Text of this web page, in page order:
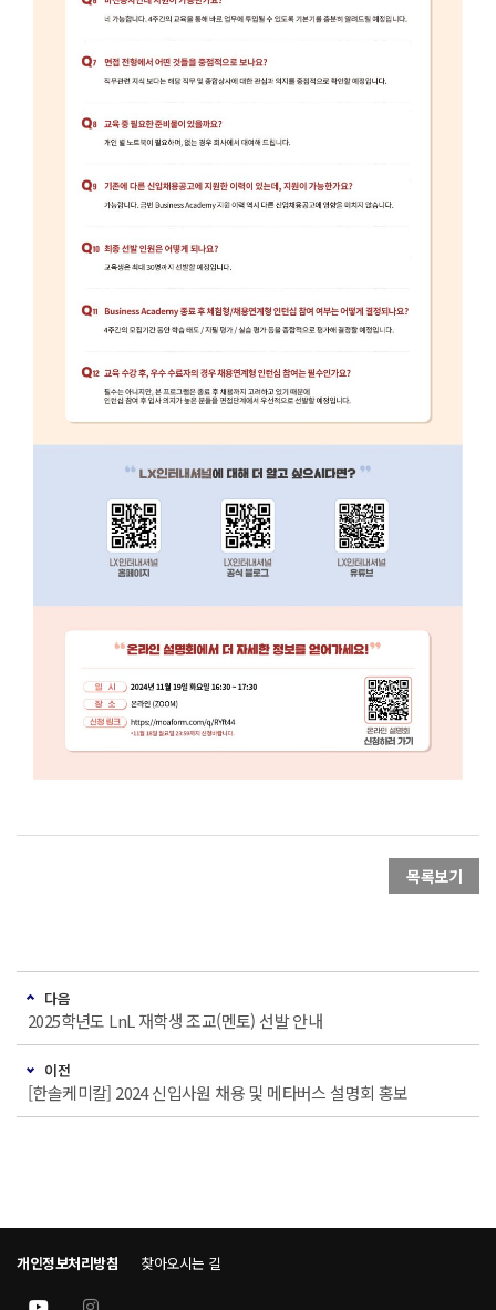
목록보기
다음
2025학년도 LnL 재학생 조교(멘토) 선발 안내
이전
[한솔케미칼] 2024 신입사원 채용 및 메타버스 설명회 홍보
개인정보처리방침 찾아오시는 길